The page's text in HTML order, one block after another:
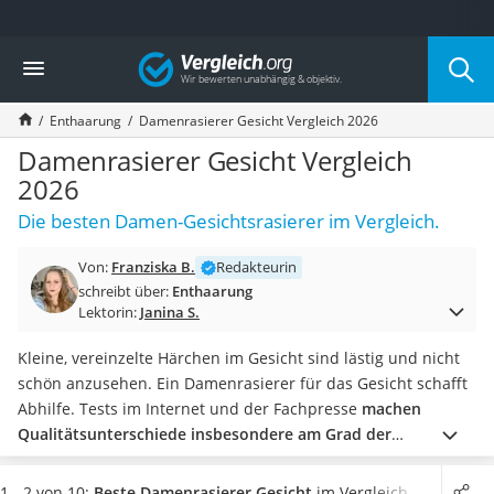
Die beliebtesten Vergleiche nach Kategorie
Drogerie
Inhalator
Haarschneider
Rollator
Braun Rasierer
Katzenklappe (Chip)
Rasierer
Massagepistole
Epilierer
Eiweißpulver
Magnesiumpräparat
Katzenklappe
Nackenmassagegerät
Zeckenschutz Katze
Vergleich
Enthaarung Damenrasierer Gesicht Vergleich 2026
Damenrasierer Gesicht Vergleich
2026
Die besten Damen-Gesichtsrasierer im Vergleich.
Von: Franziska B.
Redakteurin
schreibt über: Enthaarung
Lektorin: Janina S.
Kleine, vereinzelte Härchen im Gesicht sind lästig und nicht
schön anzusehen. Ein Damenrasierer für das Gesicht schafft
Abhilfe. Tests im Internet und der Fachpresse machen
Qualitätsunterschiede insbesondere am Grad der
Haarentfernung, aber auch an der Verarbeitung und
Handhabung fest. Ein weiteres Kriterium ist die Akkulaufzeit.